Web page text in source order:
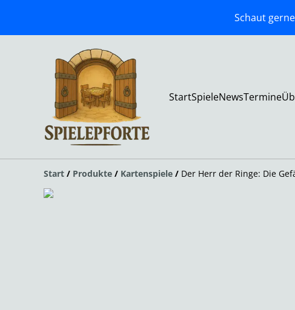
Schaut
StartSpieleNewsTermine
Start / Produkte / Kartenspiele / Der Herr der Ringe: Die